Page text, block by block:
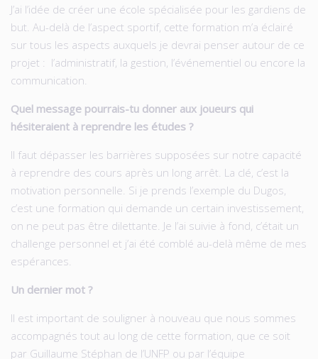
J’ai l’idée de créer une école spécialisée pour les gardiens de
but. Au-delà de l’aspect sportif, cette formation m’a éclairé
sur tous les aspects auxquels je devrai penser autour de ce
projet : l’administratif, la gestion, l’événementiel ou encore la
communication.
Quel message pourrais-tu donner aux joueurs qui
hésiteraient à reprendre les études ?
Il faut dépasser les barrières supposées sur notre capacité
à reprendre des cours après un long arrêt. La clé, c’est la
motivation personnelle. Si je prends l’exemple du Dugos,
c’est une formation qui demande un certain investissement,
on ne peut pas être dilettante. Je l’ai suivie à fond, c’était un
challenge personnel et j’ai été comblé au-delà même de mes
espérances.
Un dernier mot ?
Il est important de souligner à nouveau que nous sommes
accompagnés tout au long de cette formation, que ce soit
par Guillaume Stéphan de l’UNFP ou par l’équipe